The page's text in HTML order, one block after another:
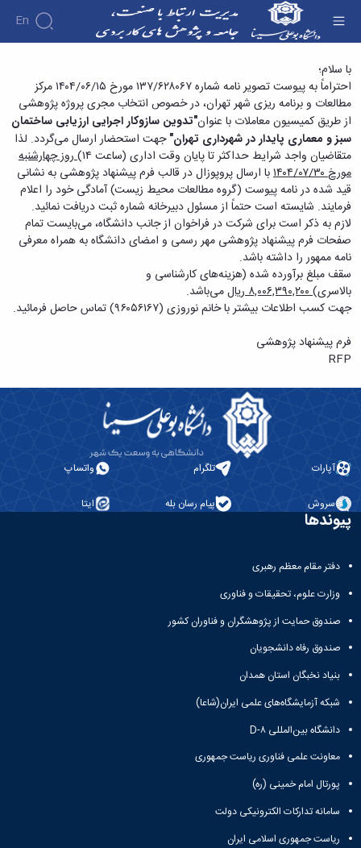
En
فراخوان پژوهشی تدوین سازوکار اجرایی ارزیابی
ساختمان سبز و معماری پایدار در شهرداری تهران-
مرکز مطالعات و برنامه ریزی شهر تهران - دفتر
ارتباط با صنعت
با سلام؛
احتراماً به پیوست
تصویر نامه شماره ۶۲۸۰۶۷/‏۱۳۷ مورخ ۱۵/‏۰۶/‏۱۴۰۴‬ مرکز
مطالعات و برنامه ریزی شهر تهران، در خصوص انتخاب مجری پروژه پژوهشی
از طریق کمیسیون معاملات با عنوان"تدوین سازوکار اجرایی ارزیابی ساختمان
سبز و معماری پایدار در شهرداری تهران"جهت استحضار ارسال می‌گردد. لذا
متقاضیان واجد شرایط حداکثر تا پایان وقت اداری (ساعت ۱۴)
روز چهارشنبه
مورخ۳۰/‏۰۷/‏۱۴۰۴‬
‬با ارسال پروپوزال در قالب فرم پیشنهاد پژوهشی به نشانی
قید شده در نامه پیوست (گروه مطالعات محیط زیست) آمادگی خود را اعلام
فرمایند. شایسته است حتماً از مسئول دبیرخانه شماره ثبت دریافت نمائید.
لازم به ذکر است برای شرکت در فراخوان از جانب دانشگاه، می‌بایست تمام
صفحات فرم پیشنهاد پژوهشی مهر رسمی و امضای دانشگاه به همراه معرفی
نامه ممهور را داشته باشد.
سقف مبلغ برآورده شده (هزینه‌های کارشناسی و
بالاسری)۸,۰۰۶,۳۹۰,۲۰۰ ریال
می‌باشد.
جهت کسب اطلاعات بیشتر با خانم نوروزی (۹۶۰۵۶۱۶۷) تماس حاصل فرمائید.
فرم پیشنهاد پژوهشی
RFP
آپارات تلگرام واتساپ
سروش پیام رسان بله ایتا
پیوندها
دفتر مقام معظم رهبری
وزارت علوم، تحقیقات و فناوری
صندوق حمایت از پژوهشگران و فناوران کشور
صندوق رفاه دانشجویان
بنیاد نخبگان استان همدان
شبکه آزمایشگاه‌های علمی ایران(شاعا)
دانشگاه بین‌المللی D-۸
معاونت علمی فناوری ریاست جمهوری
پورتال امام خمینی (ره)
سامانه تدارکات الکترونیکی دولت
ریاست جمهوری اسلامی ایران